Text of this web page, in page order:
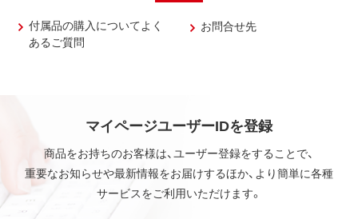
付属品の購入についてよく
あるご質問
お問合せ先
マイページユーザーIDを登録
商品をお持ちのお客様は、ユーザー登録をすることで、
重要なお知らせや最新情報をお届けするほか、より簡単に各種
サービスをご利用いただけます。